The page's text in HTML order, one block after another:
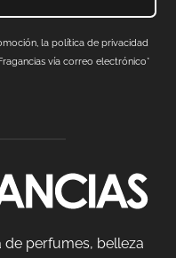
la política de privacidad
vía correo electrónico*
de perfumes, belleza